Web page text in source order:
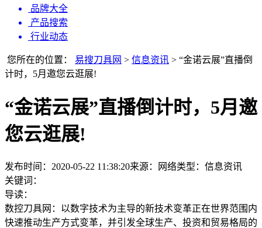
品牌大全
产品搜索
行业动态
您所在的位置： 易搜刀具网 > 信息资讯 > “金诺云展”直播倒
计时，5月邀您云逛展!
“金诺云展”直播倒计时，5月邀
您云逛展!
发布时间：2020-05-22 11:38:20来源：网络类型： 信息资讯
关键词：
导读：
数控刀具网：以数字技术为主导的新技术变革正在世界范围内
快速推动生产方式变革，并引发全球生产、投资和贸易格局的